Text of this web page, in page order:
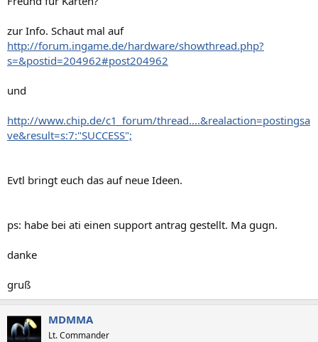
zur Info. Schaut mal auf
http://forum.ingame.de/hardware/showthread.php?
s=&postid=204962#post204962
und
http://www.chip.de/c1_forum/thread....&realaction=postingsa
ve&result=s:7:"SUCCESS";
Evtl bringt euch das auf neue Ideen.
ps: habe bei ati einen support antrag gestellt. Ma gugn.
danke
gruß
MDMMA
Lt. Commander